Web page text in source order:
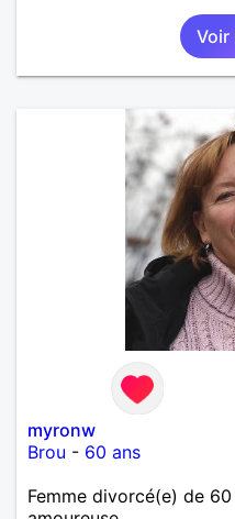
Voir
myronw
Brou - 60 ans
Femme divorcé(e) de